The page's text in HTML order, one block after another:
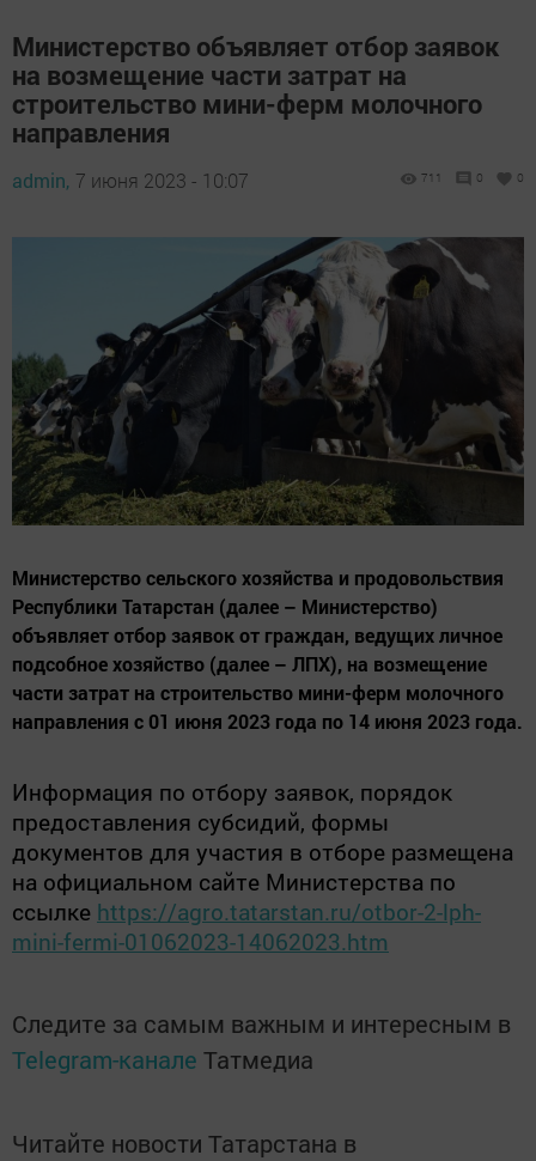
Министерство объявляет отбор заявок
на возмещение части затрат на
строительство мини-ферм молочного
направления
admin, 7 июня 2023 - 10:07 711 0 0
Министерство сельского хозяйства и продовольствия
Республики Татарстан (далее – Министерство)
объявляет отбор заявок от граждан, ведущих личное
подсобное хозяйство (далее – ЛПХ), на возмещение
части затрат на строительство мини-ферм молочного
направления с 01 июня 2023 года по 14 июня 2023 года.
Информация по отбору заявок, порядок
предоставления субсидий, формы
документов для участия в отборе размещена
на официальном сайте Министерства по
ссылке https://agro.tatarstan.ru/otbor-2-lph-
mini-fermi-01062023-14062023.htm
Следите за самым важным и интересным в
Telegram-канале Татмедиа
Читайте новости Татарстана в